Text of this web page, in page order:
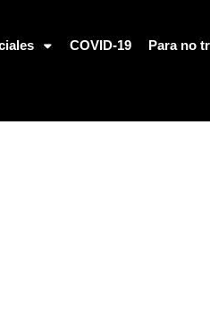
COVID-19 Para no